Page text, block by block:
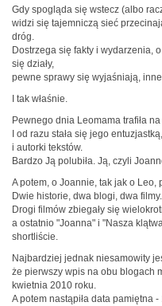
Gdy spogląda się wstecz (albo
widzi się tajemniczą sieć
dróg.
Dostrzega się fakty i wydarzenia,
się działy,
pewne sprawy się wyjaśniają,
I tak właśnie.
Pewnego dnia Leomama trafiła
I od razu stała się jego
i autorki tekstów.
Bardzo Ją polubiła. Ją, czyli
A potem, o Joannie, tak jak o Leo,
Dwie historie, dwa blogi, dwa filmy.
Drogi filmów zbiegały się
a ostatnio "Joanna" i "Nasza
shortliście.
Najbardziej jednak niesamowity
że pierwszy wpis na obu blogach
kwietnia 2010 roku.
A potem nastąpiła data pamiętna